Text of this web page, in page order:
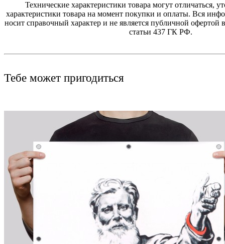
Технические характеристики товара могут отличаться,
характеристики товара на момент покупки и оплаты. Вся
носит справочный характер и не является публичной офертой
статьи 437 ГК РФ.
Тебе может пригодиться